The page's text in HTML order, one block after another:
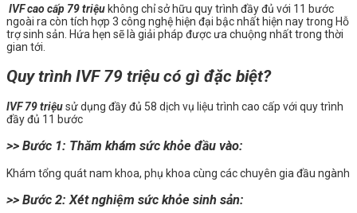
IVF cao cấp 79 triệu không chỉ sở hữu quy trình đầy đủ với 11 bước
ngoài ra còn tích hợp 3 công nghệ hiện đại bậc nhất hiện nay trong Hỗ
trợ sinh sản. Hứa hẹn sẽ là giải pháp được ưa chuộng nhất trong thời
gian tới.
Quy trình IVF 79 triệu có gì đặc biệt?
IVF 79 triệusử dụng đầy đủ 58 dịch vụ liệu trình cao cấp với quy trình
đầy đủ 11 bước
>> Bước 1: Thăm khám sức khỏe đầu vào:
Khám tổng quát nam khoa, phụ khoa cùng các chuyên gia đầu ngành
>> Bước 2: Xét nghiệm sức khỏe sinh sản: